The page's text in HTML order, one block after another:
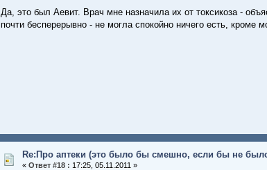
Да, это был Аевит. Врач мне назначила их от токсикоза -
почти бесперерывно - не могла спокойно ничего есть, кроме
Re:Про аптеки (это было бы смешно, если бы не
« Ответ #18 : 17:25, 05.11.2011 »